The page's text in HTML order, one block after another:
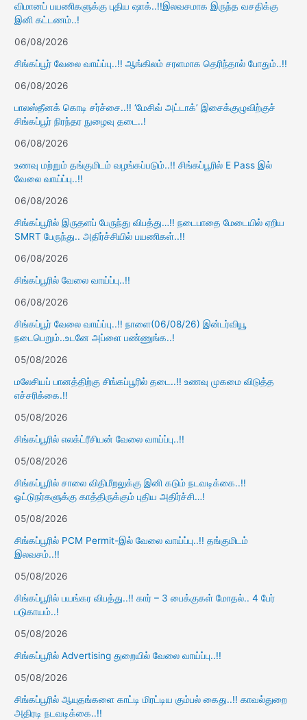
விமானப் பயணிகளுக்கு புதிய ஷாக்..!!இலவசமாக இருந்த வசதிக்கு
இனி கட்டணம்..!
06/08/2026
சிங்கப்பூர் வேலை வாய்ப்பு..!! ஆங்கிலம் சரளமாக தெரிந்தால் போதும்..!!
06/08/2026
பாலஸ்தீனக் கொடி சர்ச்சை..!! ‘மேசிவ் அட்டாக்’ இசைக்குழுவிற்குச்
சிங்கப்பூர் நிரந்தர நுழைவு தடை..!
06/08/2026
உணவு மற்றும் தங்குமிடம் வழங்கப்படும்..!! சிங்கப்பூரில் E Pass இல்
வேலை வாய்ப்பு..!!
06/08/2026
சிங்கப்பூரில் இருதளப் பேருந்து விபத்து…!! நடைபாதை மேடையில் ஏறிய
SMRT பேருந்து.. அதிர்ச்சியில் பயணிகள்..!!
06/08/2026
சிங்கப்பூரில் வேலை வாய்ப்பு..!!
06/08/2026
சிங்கப்பூர் வேலை வாய்ப்பு..!! நாளை(06/08/26) இன்டர்வியூ
நடைபெறும்..உடனே அப்ளை பண்ணுங்க..!
05/08/2026
மலேசியப் பானத்திற்கு சிங்கப்பூரில் தடை..!! உணவு முகமை விடுத்த
எச்சரிக்கை.!!
05/08/2026
சிங்கப்பூரில் எலக்ட்ரீசியன் வேலை வாய்ப்பு..!!
05/08/2026
சிங்கப்பூரில் சாலை விதிமீறலுக்கு இனி கடும் நடவடிக்கை..!!
ஓட்டுநர்களுக்கு காத்திருக்கும் புதிய அதிர்ச்சி…!
05/08/2026
சிங்கப்பூரில் PCM Permit-இல் வேலை வாய்ப்பு..!! தங்குமிடம்
இலவசம்..!!
05/08/2026
சிங்கப்பூரில் பயங்கர விபத்து..!! கார் – 3 பைக்குகள் மோதல்.. 4 பேர்
படுகாயம்..!
05/08/2026
சிங்கப்பூரில் Advertising துறையில் வேலை வாய்ப்பு..!!
05/08/2026
சிங்கப்பூரில் ஆயுதங்களை காட்டி மிரட்டிய கும்பல் கைது..!! காவல்துறை
அதிரடி நடவடிக்கை..!!